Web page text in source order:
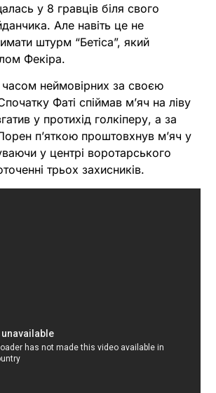
у 8 гравців біля свого
Але навіть це не
штурм “Бетіса”, який
Фекіра.
неймовірних за своєю
Фаті спіймав м’яч на ліву
у протихід голкіперу, а за
п’яткою проштовхнув м’яч у
у центрі воротарського
трьох захисників.